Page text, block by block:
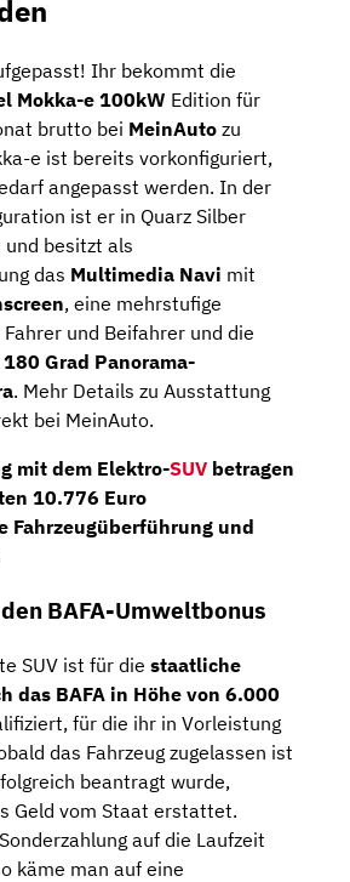
Ihr bekommt die
Mokka-e 100kW Edition für
brutto bei MeinAuto zu
e ist bereits vorkonfiguriert,
angepasst werden. In der
ist er in Quarz Silber
besitzt als
das Multimedia Navi mit
, eine mehrstufige
und Beifahrer und die
180 Grad Panorama-
. Mehr Details zu Ausstattung
bei MeinAuto.
mit dem Elektro-SUV betragen
10.776 Euro
Fahrzeugüberführung und
BAFA-Umweltbonus
SUV ist für die staatliche
das BAFA in Höhe von 6.000
für die ihr in Vorleistung
das Fahrzeug zugelassen ist
beantragt wurde,
Geld vom Staat erstattet.
auf die Laufzeit
käme man auf eine